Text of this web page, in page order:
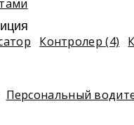
Контролер (4)
Персональный